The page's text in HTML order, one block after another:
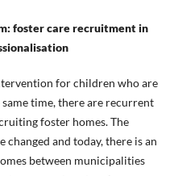
foster care recruitment in
for children who are
time, there are recurrent
foster homes. The
and today, there is an
between municipalities